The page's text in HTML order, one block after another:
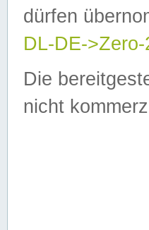
dürfen
DL-DE->Zero-
Die
nicht